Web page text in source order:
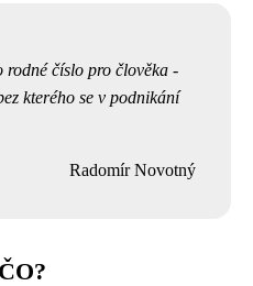
číslo pro člověka -
kterého se v podnikání
Radomír Novotný